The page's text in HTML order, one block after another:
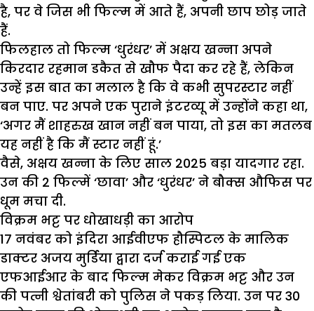
है, पर वे जिस भी फिल्म में आते हैं, अपनी छाप छोड़ जाते
हैं.
फिलहाल तो फिल्म ‘धुरंधर’ में अक्षय खन्ना अपने
किरदार रहमान डकैत से खौफ पैदा कर रहे हैं, लेकिन
उन्हें इस बात का मलाल है कि वे कभी सुपरस्टार नहीं
बन पाए. पर अपने एक पुराने इंटरव्यू में उन्होंने कहा था,
‘अगर मैं शाहरुख खान नहीं बन पाया, तो इस का मतलब
यह नहीं है कि मैं स्टार नहीं हूं.’
वैसे, अक्षय खन्ना के लिए साल 2025 बड़ा यादगार रहा.
उन की 2 फिल्में ‘छावा’ और ‘धुरंधर’ ने बौक्स औफिस पर
धूम मचा दी.
विक्रम भट्ट पर धोखाधड़ी का आरोप
17 नवंबर को इंदिरा आईवीएफ हौस्पिटल के मालिक
डाक्टर अजय मुर्डिया द्वारा दर्ज कराई गई एक
एफआईआर के बाद फिल्म मेकर विक्रम भट्ट और उन
की पत्नी श्वेतांबरी को पुलिस ने पकड़ लिया. उन पर 30